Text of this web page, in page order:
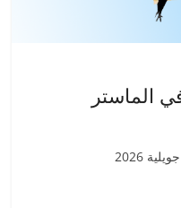
المنصة مفتوحة من 13 جويلية إلى 20 جويلية 2026